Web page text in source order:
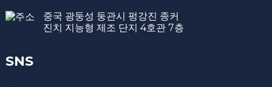
중국 광둥성 둥관시 펑강진 종커
진치 지능형 제조 단지 4호관 7층
SNS